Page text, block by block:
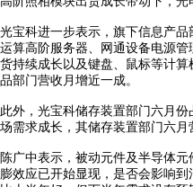
光宝科进一步表示，旗下信息产
运算高阶服务器、网通设备电源
货持续成长以及键盘、鼠标等计
品部门营收月增近一成。
此外，光宝科储存装置部门六月
场需求成长，其储存装置部门六月
陈广中表示，被动元件及半导体
膨效应已开始显现，是否会影响